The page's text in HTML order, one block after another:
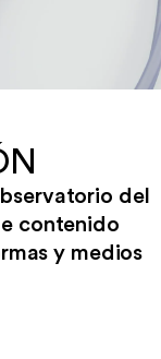
del
contenido
y medios